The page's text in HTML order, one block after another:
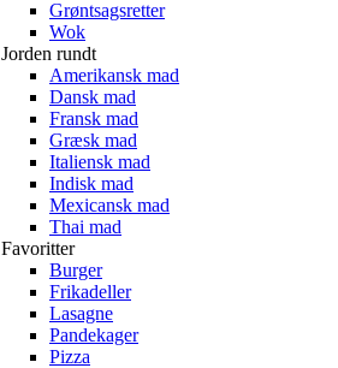
Grøntsagsretter
Wok
Jorden rundt
Amerikansk mad
Dansk mad
Fransk mad
Græsk mad
Italiensk mad
Indisk mad
Mexicansk mad
Thai mad
Favoritter
Burger
Frikadeller
Lasagne
Pandekager
Pizza